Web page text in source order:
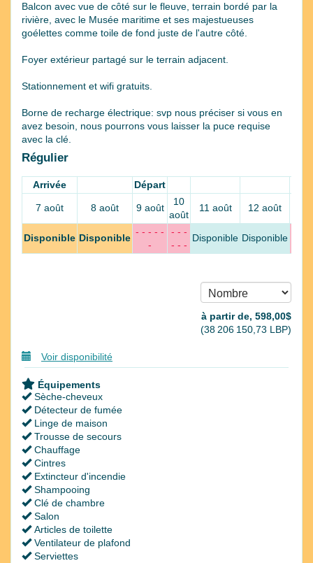
Balcon avec vue de côté sur le fleuve, terrain bordé par la
rivière, avec le Musée maritime et ses majestueuses
goélettes comme toile de fond juste de l'autre côté.
Foyer extérieur partagé sur le terrain adjacent.
Stationnement et wifi gratuits.
Borne de recharge électrique: svp nous préciser si vous en
avez besoin, nous pourrons vous laisser la puce requise
avec la clé.
Régulier
Arrivée Départ
7 août 8 août 9 août
10
août
11 août 12 août
Disponible Disponible
- - - - -
-
- - -
- - -
Disponible Disponible
à partir de‚ 598,00$
(38 206 150,73 LBP)
Voir disponibilité
Équipements
Sèche-cheveux
Détecteur de fumée
Linge de maison
Trousse de secours
Chauffage
Cintres
Extincteur d'incendie
Shampooing
Clé de chambre
Salon
Articles de toilette
Ventilateur de plafond
Serviettes